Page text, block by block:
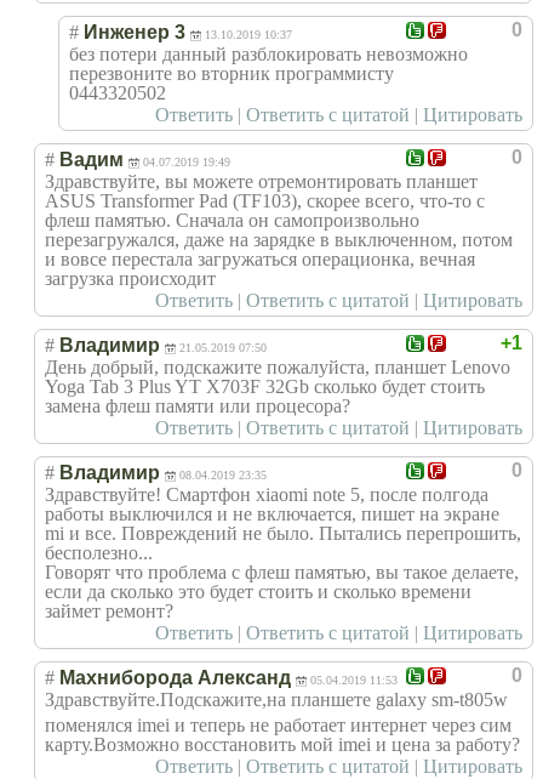
0
# Инженер 3 13.10.2019 10:37
без потери данный разблокировать невозможно
перезвоните во вторник программисту
0443320502
Ответить | Ответить с цитатой | Цитировать
0
# Вадим 04.07.2019 19:49
Здравствуйте, вы можете отремонтировать планшет
ASUS Transformer Pad (TF103), скорее всего, что-то с
флеш памятью. Сначала он самопроизвольно
перезагружался, даже на зарядке в выключенном, потом
и вовсе перестала загружаться операционка, вечная
загрузка происходит
Ответить | Ответить с цитатой | Цитировать
+1
# Владимир 21.05.2019 07:50
День добрый, подскажите пожалуйста, планшет Lenovo
Yoga Tab 3 Plus YT X703F 32Gb сколько будет стоить
замена флеш памяти или процесора?
Ответить | Ответить с цитатой | Цитировать
0
# Владимир 08.04.2019 23:35
Здравствуйте! Смартфон xiaomi note 5, после полгода
работы выключился и не включается, пишет на экране
mi и все. Повреждений не было. Пытались перепрошить,
бесполезно...
Говорят что проблема с флеш памятью, вы такое делаете,
если да сколько это будет стоить и сколько времени
займет ремонт?
Ответить | Ответить с цитатой | Цитировать
0
# Махниборода Александ 05.04.2019 11:53
Здравствуйте.Подскажите,на планшете galaxy sm-t805w
поменялся imei и теперь не работает интернет через сим
карту.Возможно восстановить мой imei и цена за работу?
Ответить | Ответить с цитатой | Цитировать